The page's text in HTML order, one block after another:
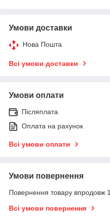
Умови доставки
Нова Пошта
Всі умови доставки
Умови оплати
Післяплата
Оплата на рахунок
Всі умови оплати
Умови повернення
Повернення товару впродовж
Всі умови повернення